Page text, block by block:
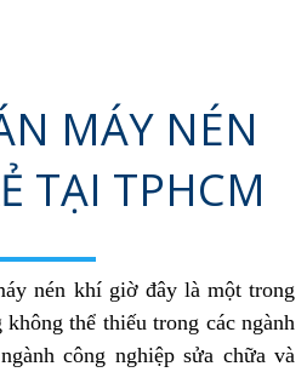
MÁY NÉN
TẠI TPHCM
nén khí giờ đây là một trong
thể thiếu trong các ngành
công nghiệp sửa chữa và